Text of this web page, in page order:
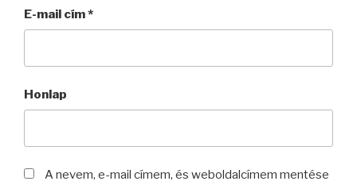
E-mail cím*
Honlap
A nevem, e-mail címem, és weboldalcímem mentése